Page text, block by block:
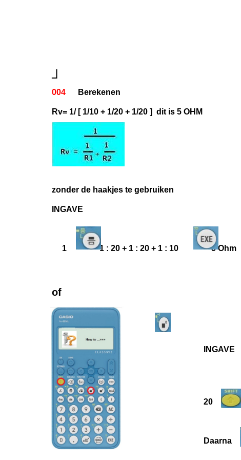
┘
004 Berekenen
Rv= 1/ [ 1/10 + 1/20 + 1/20 ] dit is 5 OHM
zonder de haakjes te gebruiken
INGAVE
1 1 : 20 + 1 : 20 + 1 : 10 5 Ohm
of
INGAVE
20